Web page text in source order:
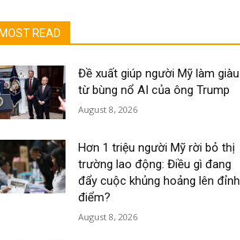
MOST READ
Đề xuất giúp người Mỹ làm giàu
từ bùng nổ AI của ông Trump
August 8, 2026
Hơn 1 triệu người Mỹ rời bỏ thị
trường lao động: Điều gì đang
đẩy cuộc khủng hoảng lên đỉnh
điểm?
August 8, 2026